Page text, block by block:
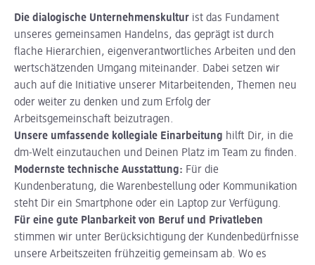
Die dialogische Unternehmenskultur ist das Fundament
unseres gemeinsamen Handelns, das geprägt ist durch
flache Hierarchien, eigenverantwortliches Arbeiten und den
wertschätzenden Umgang miteinander. Dabei setzen wir
auch auf die Initiative unserer Mitarbeitenden, Themen neu
oder weiter zu denken und zum Erfolg der
Arbeitsgemeinschaft beizutragen.
Unsere umfassende kollegiale Einarbeitung hilft Dir, in die
dm-Welt einzutauchen und Deinen Platz im Team zu finden.
Modernste technische Ausstattung: Für die
Kundenberatung, die Warenbestellung oder Kommunikation
steht Dir ein Smartphone oder ein Laptop zur Verfügung.
Für eine gute Planbarkeit von Beruf und Privatleben
stimmen wir unter Berücksichtigung der Kundenbedürfnisse
unsere Arbeitszeiten frühzeitig gemeinsam ab. Wo es